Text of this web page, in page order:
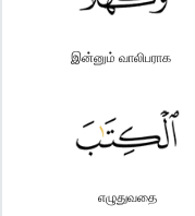
இன்னும் வாலிபராக
எழுதுவதை